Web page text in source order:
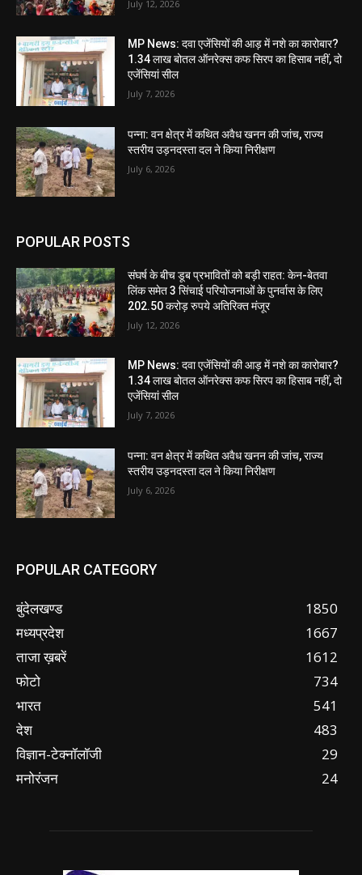
July 12, 2026
MP News: दवा एजेंसियों की आड़ में नशे का कारोबार?
1.34 लाख बोतल ऑनरेक्स कफ सिरप का हिसाब नहीं, दो
एजेंसियां सील
July 7, 2026
पन्ना: वन क्षेत्र में कथित अवैध खनन की जांच, राज्य
स्तरीय उड़नदस्ता दल ने किया निरीक्षण
July 6, 2026
POPULAR POSTS
संघर्ष के बीच डूब प्रभावितों को बड़ी राहत: केन-बेतवा
लिंक समेत 3 सिंचाई परियोजनाओं के पुनर्वास के लिए
202.50 करोड़ रुपये अतिरिक्त मंजूर
July 12, 2026
MP News: दवा एजेंसियों की आड़ में नशे का कारोबार?
1.34 लाख बोतल ऑनरेक्स कफ सिरप का हिसाब नहीं, दो
एजेंसियां सील
July 7, 2026
पन्ना: वन क्षेत्र में कथित अवैध खनन की जांच, राज्य
स्तरीय उड़नदस्ता दल ने किया निरीक्षण
July 6, 2026
POPULAR CATEGORY
बुंदेलखण्ड
1850
मध्यप्रदेश
1667
ताजा ख़बरें
1612
फोटो
734
भारत
541
देश
483
विज्ञान-टेक्नॉलॉजी
29
मनोरंजन
24